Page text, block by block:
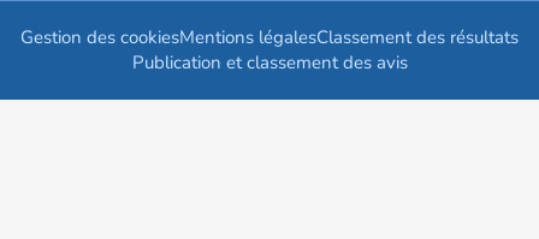
Gestion des cookiesMentions légalesClassement des résultats
Publication et classement des avis